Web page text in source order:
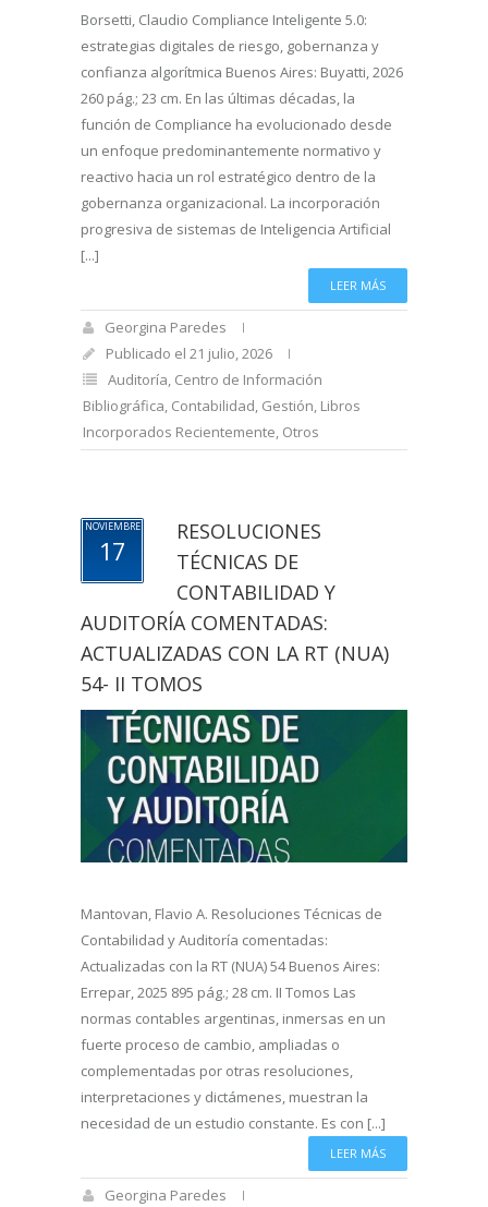
Borsetti, Claudio Compliance Inteligente 5.0:
estrategias digitales de riesgo, gobernanza y
confianza algorítmica Buenos Aires: Buyatti, 2026
260 pág.; 23 cm. En las últimas décadas, la
función de Compliance ha evolucionado desde
un enfoque predominantemente normativo y
reactivo hacia un rol estratégico dentro de la
gobernanza organizacional. La incorporación
progresiva de sistemas de Inteligencia Artificial
[...]
LEER MÁS
Georgina Paredes
Publicado el 21 julio, 2026
Auditoría Centro de Información
Bibliográfica Contabilidad Gestión Libros
Incorporados Recientemente Otros
NOVIEMBRE
17
RESOLUCIONES
TÉCNICAS DE
CONTABILIDAD Y
AUDITORÍA COMENTADAS:
ACTUALIZADAS CON LA RT (NUA)
54- II TOMOS
Mantovan, Flavio A. Resoluciones Técnicas de
Contabilidad y Auditoría comentadas:
Actualizadas con la RT (NUA) 54 Buenos Aires:
Errepar, 2025 895 pág.; 28 cm. II Tomos Las
normas contables argentinas, inmersas en un
fuerte proceso de cambio, ampliadas o
complementadas por otras resoluciones,
interpretaciones y dictámenes, muestran la
necesidad de un estudio constante. Es con [...]
LEER MÁS
Georgina Paredes